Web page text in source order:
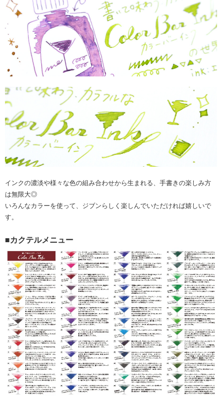
インクの濃淡や様々な色の組み合わせから生まれる、手書きの楽しみ方
は無限大◎
いろんなカラーを使って、ジブンらしく楽しんでいただければ嬉しいで
す。
■カクテルメニュー